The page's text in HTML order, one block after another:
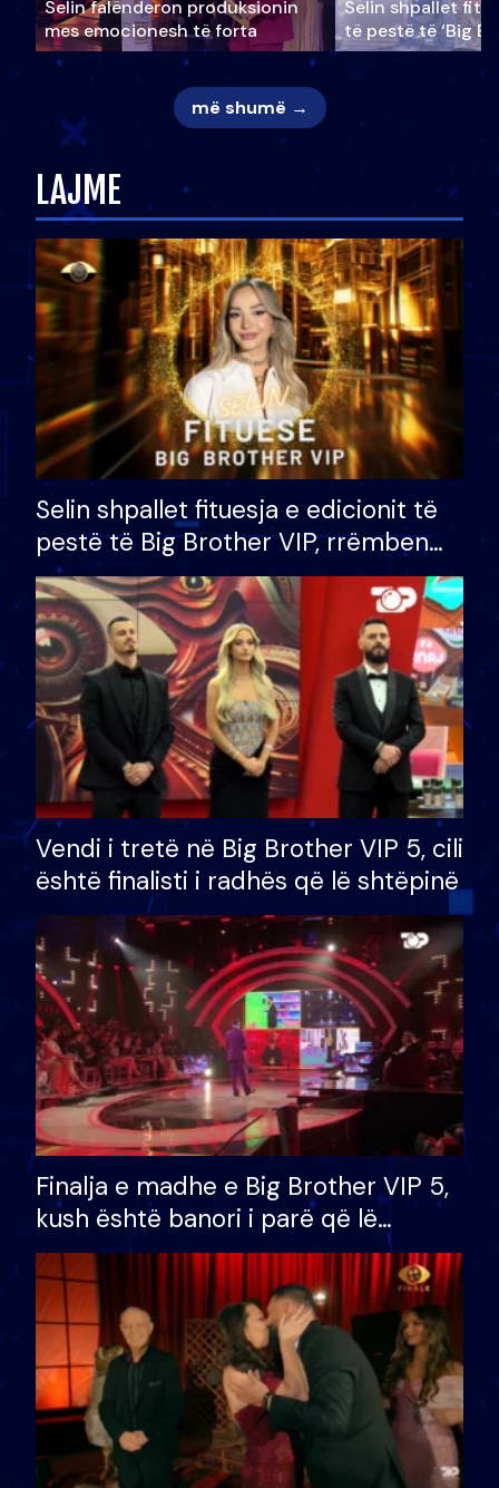
Selin falënderon produksionin
mes emocionesh të forta
Selin shpallet
të pestë të ‘Big
më shumë →
LAJME
Selin shpallet fituesja e edicionit të
pestë të Big Brother VIP, rrëmben
çmimin e madh prej 100 mijë eurosh
Vendi i tretë në Big Brother VIP 5, cili
është finalisti i radhës që lë shtëpinë
Finalja e madhe e Big Brother VIP 5,
kush është banori i parë që lë
shtëpinë dhe humb mundësinë për
të fituar çmimin e madh